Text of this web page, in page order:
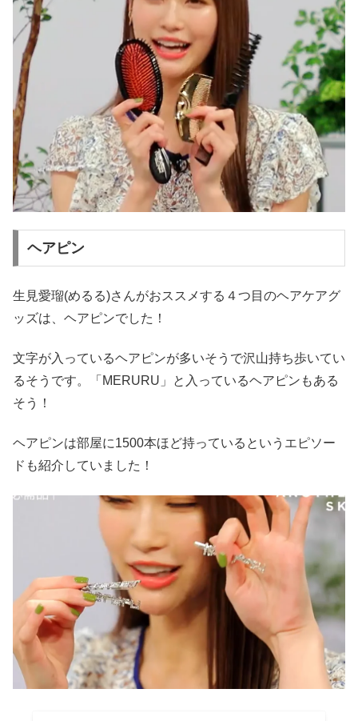
ヘアピン
生見愛瑠(めるる)さんがおススメする４つ目のヘアケアグ
ッズは、ヘアピンでした！
文字が入っているヘアピンが多いそうで沢山持ち歩いてい
るそうです。「MERURU」と入っているヘアピンもある
そう！
ヘアピンは部屋に1500本ほど持っているというエピソー
ドも紹介していました！